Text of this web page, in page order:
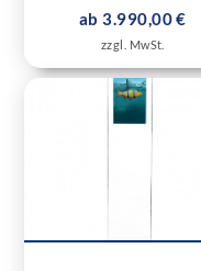
ab 3.990,00 €
zzgl. MwSt.